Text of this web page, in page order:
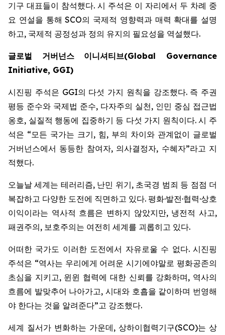
기구 대표들이 참석했다. 시 주석은 이 자리에서 두 차례 중
요 연설을 통해 SCO의 국제적 영향력과 매력 확대를 설명
하고, 국제적 공정성과 정의 유지의 필요성을 역설했다.
글로벌 거버넌스 이니셔티브(Global Governance
Initiative, GGI)
시진핑 주석은 GGI의 다섯 가지 원칙을 강조했다. 즉 주권
평등 준수와 국제법 준수, 다자주의 실천, 인민 중심 접근법
옹호, 실질적 행동에 집중하기 등 다섯 가지 원칙이다. 시 주
석은 “모든 국가는 크기, 힘, 부의 차이와 관계없이 글로벌
거버넌스에서 동등한 참여자, 의사결정자, 수혜자”라고 지
적했다.
오늘날 세계는 테러리즘, 난민 위기, 초국경 범죄 등 점점 더
복잡하고 다양한 도전에 직면하고 있다. 평화·발전·협력·상호
이익이라는 역사적 흐름은 변하지 않았지만, 냉전적 사고,
패권주의, 보호주의는 여전히 세계를 괴롭히고 있다.
어떠한 국가도 이러한 도전에서 자유로울 수 없다. 시진핑
주석은 “역사는 우리에게 어려운 시기에야말로 평화공존의
초심을 지키고, 윈윈 협력에 대한 신뢰를 강화하며, 역사의
흐름에 발맞추어 나아가고, 시대와 호흡을 같이하며 번영해
야 한다는 것을 알려준다”고 강조했다.
세계 질서가 변화하는 가운데, 상하이협력기구(SCO)는 상